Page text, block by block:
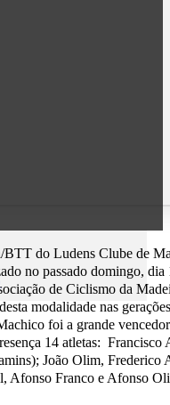
do Ludens Clube de
no passado domingo,
de Ciclismo da
modalidade nas
foi a grande
14 atletas:
João Olim, Frederico
Afonso Franco e Afonso